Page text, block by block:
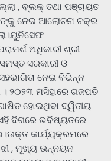
, ବ୍ଲକ୍ ତଥା ପଞ୍ଚାୟତ
ନେଇ ଆଲୋଚନା ଚକ୍ର
ଅଧିକାରୀ ଶ୍ରୀ
ସରକାରୀ ଓ
ନେଇ ବିଭିନ୍ନ
୨୦୨୩ ମସିହାରେ ଗଜପତି
ହୋଇଥିବା ଦ୍ୱିତୀୟ
ଦିଗରେ ଭବିଷ୍ୟତରେ
କାର୍ଯ୍ୟକ୍ରମରେ
, ମୂଖ୍ୟ ଉନ୍ନୟନ